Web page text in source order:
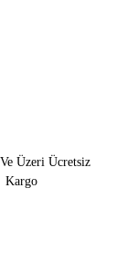
Üzeri Ücretsiz
Kargo